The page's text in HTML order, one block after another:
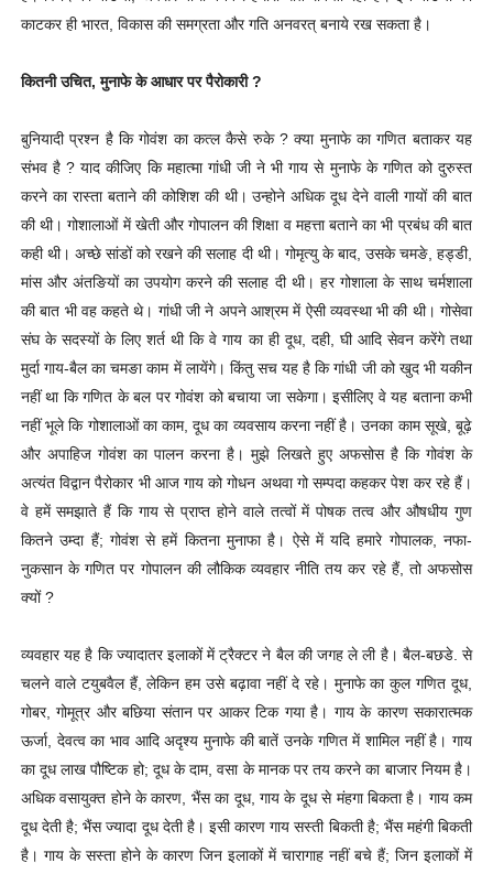
काटकर ही भारत, विकास की समग्रता और गति अनवरत् बनाये रख सकता है।
कितनी उचित, मुनाफे के आधार पर पैरोकारी ?
बुनियादी प्रश्न है कि गोवंश का कत्ल कैसे रुके ? क्या मुनाफे का गणित बताकर यह
संभव है ? याद कीजिए कि महात्मा गांधी जी ने भी गाय से मुनाफे के गणित को दुरुस्त
करने का रास्ता बताने की कोशिश की थी। उन्होने अधिक दूध देने वाली गायों की बात
की थी। गोशालाओं में खेती और गोपालन की शिक्षा व महत्ता बताने का भी प्रबंध की बात
कही थी। अच्छे सांडों को रखने की सलाह दी थी। गोमृत्यु के बाद, उसके चमङे, हड्डी,
मांस और अंतङियों का उपयोग करने की सलाह दी थी। हर गोशाला के साथ चर्मशाला
की बात भी वह कहते थे। गांधी जी ने अपने आश्रम में ऐसी व्यवस्था भी की थी। गोसेवा
संघ के सदस्यों के लिए शर्त थी कि वे गाय का ही दूध, दही, घी आदि सेवन करेंगे तथा
मुर्दा गाय-बैल का चमङा काम में लायेंगे। किंतु सच यह है कि गांधी जी को खुद भी यकीन
नहीं था कि गणित के बल पर गोवंश को बचाया जा सकेगा। इसीलिए वे यह बताना कभी
नहीं भूले कि गोशालाओं का काम, दूध का व्यवसाय करना नहीं है। उनका काम सूखे, बूढ़े
और अपाहिज गोवंश का पालन करना है। मुझे लिखते हुए अफसोस है कि गोवंश के
अत्यंत विद्वान पैरोकार भी आज गाय को गोधन अथवा गो सम्पदा कहकर पेश कर रहे हैं।
वे हमें समझाते हैं कि गाय से प्राप्त होने वाले तत्वों में पोषक तत्व और औषधीय गुण
कितने उम्दा हैं; गोवंश से हमें कितना मुनाफा है। ऐसे में यदि हमारे गोपालक, नफा-
नुकसान के गणित पर गोपालन की लौकिक व्यवहार नीति तय कर रहे हैं, तो अफसोस
क्यों ?
व्यवहार यह है कि ज्यादातर इलाकों में ट्रैक्टर ने बैल की जगह ले ली है। बैल-बछडे. से
चलने वाले टयुबवैल हैं, लेकिन हम उसे बढ़ावा नहीं दे रहे। मुनाफे का कुल गणित दूध,
गोबर, गोमूत्र और बछिया संतान पर आकर टिक गया है। गाय के कारण सकारात्मक
ऊर्जा, देवत्व का भाव आदि अदृश्य मुनाफे की बातें उनके गणित में शामिल नहीं है। गाय
का दूध लाख पौष्टिक हो; दूध के दाम, वसा के मानक पर तय करने का बाजार नियम है।
अधिक वसायुक्त होने के कारण, भैंस का दूध, गाय के दूध से मंहगा बिकता है। गाय कम
दूध देती है; भैंस ज्यादा दूध देती है। इसी कारण गाय सस्ती बिकती है; भैंस महंगी बिकती
है। गाय के सस्ता होने के कारण जिन इलाकों में चारागाह नहीं बचे हैं; जिन इलाकों में